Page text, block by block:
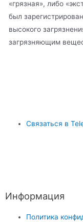
«грязная», либо
был
высокого
загрязняющим
Связаться в
Информация
Политика